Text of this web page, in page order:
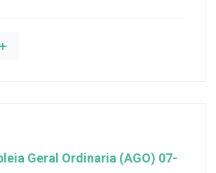
Geral Ordinaria (AGO) 07-